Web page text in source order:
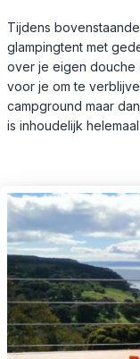
Tijdens
glampingtent met
over je eigen douche
voor je om te
campground maar
is inhoudelijk